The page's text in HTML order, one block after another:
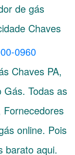
de gás
Chaves
0960
Chaves PA,
Todas as
online. Pois
barato aqui.